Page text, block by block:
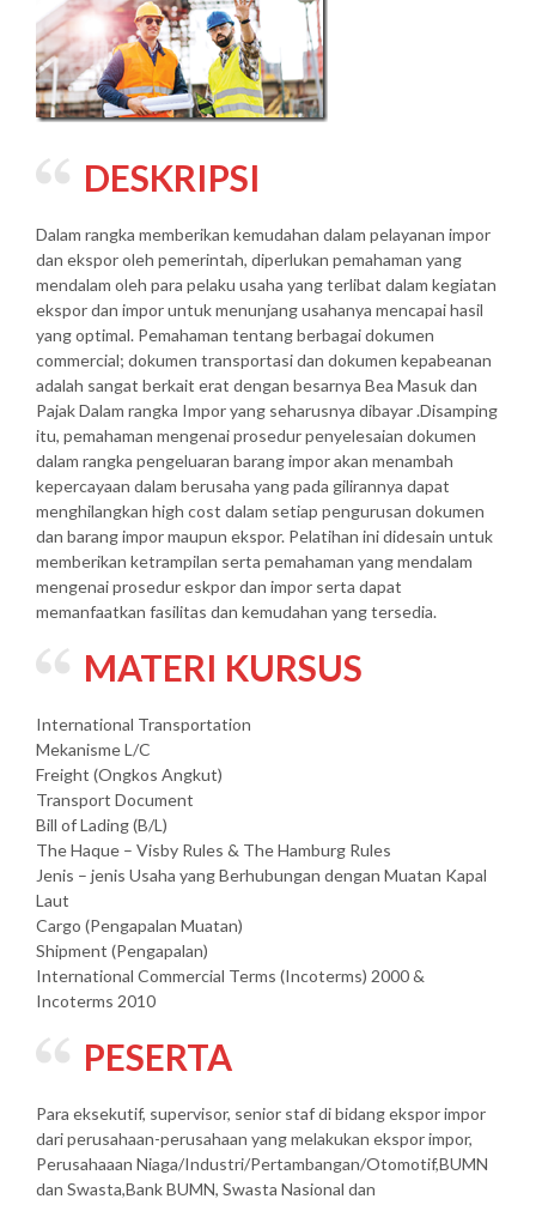
DESKRIPSI
Dalam rangka memberikan kemudahan dalam pelayanan impor
dan ekspor oleh pemerintah, diperlukan pemahaman yang
mendalam oleh para pelaku usaha yang terlibat dalam kegiatan
ekspor dan impor untuk menunjang usahanya mencapai hasil
yang optimal. Pemahaman tentang berbagai dokumen
commercial; dokumen transportasi dan dokumen kepabeanan
adalah sangat berkait erat dengan besarnya Bea Masuk dan
Pajak Dalam rangka Impor yang seharusnya dibayar .Disamping
itu, pemahaman mengenai prosedur penyelesaian dokumen
dalam rangka pengeluaran barang impor akan menambah
kepercayaan dalam berusaha yang pada gilirannya dapat
menghilangkan high cost dalam setiap pengurusan dokumen
dan barang impor maupun ekspor. Pelatihan ini didesain untuk
memberikan ketrampilan serta pemahaman yang mendalam
mengenai prosedur eskpor dan impor serta dapat
memanfaatkan fasilitas dan kemudahan yang tersedia.
MATERI KURSUS
International Transportation
Mekanisme L/C
Freight (Ongkos Angkut)
Transport Document
Bill of Lading (B/L)
The Haque – Visby Rules & The Hamburg Rules
Jenis – jenis Usaha yang Berhubungan dengan Muatan Kapal
Laut
Cargo (Pengapalan Muatan)
Shipment (Pengapalan)
International Commercial Terms (Incoterms) 2000 &
Incoterms 2010
PESERTA
Para eksekutif, supervisor, senior staf di bidang ekspor impor
dari perusahaan-perusahaan yang melakukan ekspor impor,
Perusahaaan Niaga/Industri/Pertambangan/Otomotif,BUMN
dan Swasta,Bank BUMN, Swasta Nasional dan